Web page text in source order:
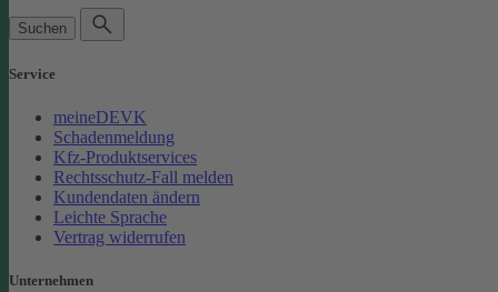
Suchen
Service
meineDEVK
Schadenmeldung
Kfz-Produktservices
Rechtsschutz-Fall melden
Kundendaten ändern
Leichte Sprache
Vertrag widerrufen
Unternehmen